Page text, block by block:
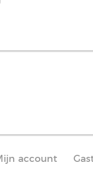
account